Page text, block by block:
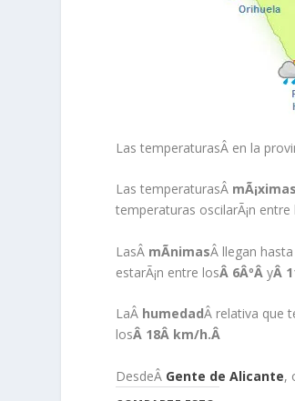
Las temperaturasÂ en la
Las temperaturasÂ
temperaturas oscilarÃ¡n entre
LasÂ mÃ­nimasÂ llegan
estarÃ¡n entre losÂ 6ÂºÂyÂ
LaÂ humedadÂ relativa que
losÂ 18Â km/h.Â
DesdeÂ Gente de Alicante,